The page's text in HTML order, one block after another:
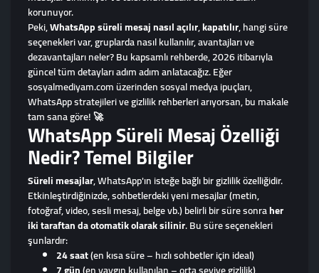
korunuyor.
Peki,WhatsApp süreli mesaj nasıl açılır,kapatılır, hangi süre
seçenekleri var, gruplarda nasıl kullanılır, avantajları ve
dezavantajları neler? Bu kapsamlı rehberde, 2026 itibarıyla
güncel tüm detayları adım adım anlatacağız. Eğer
sosyalmediyam.com üzerinden sosyal medya ipuçları,
WhatsApp stratejileri ve gizlilik rehberleri arıyorsan, bu makale
tam sana göre! 🚀
WhatsApp Süreli Mesaj Özelliği
Nedir? Temel Bilgiler
Süreli mesajlar, WhatsApp'ın isteğe bağlı bir gizlilik özelliğidir.
Etkinleştirdiğinizde, sohbetlerdeki yeni mesajlar (metin,
fotoğraf, video, sesli mesaj, belge vb.) belirli bir süre sonraher
iki taraftan da otomatik olarak silinir. Bu süre seçenekleri
şunlardır:
24 saat(en kısa süre – hızlı sohbetler için ideal)